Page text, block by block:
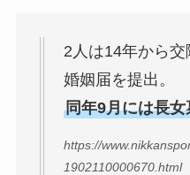
2人は14年から
婚姻届を提出。
同年9月には長
https://
1902110000670.html